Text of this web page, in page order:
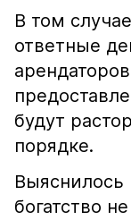
В том
ответные
будут
порядке.
Выяснилось
богатство